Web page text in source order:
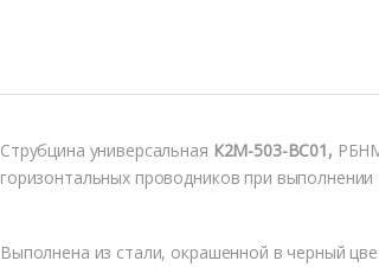
Струбцина универсальная К2М-503-ВС01,
горизонтальных проводников при выполнении
Выполнена из стали, окрашенной в черный